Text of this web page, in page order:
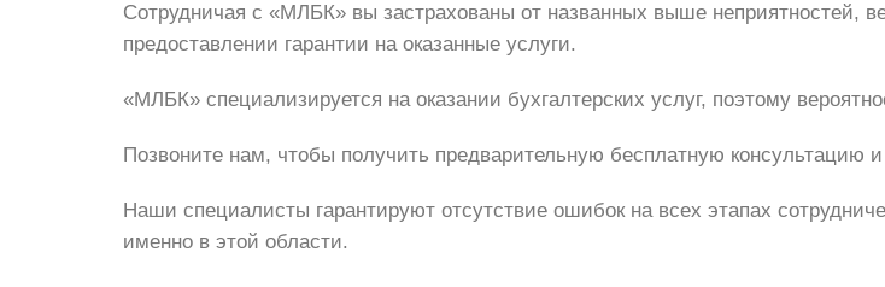
Сотрудничая с «МЛБК» вы застрахованы от названных выше неприятностей,
предоставлении гарантии на оказанные услуги.
«МЛБК» специализируется на оказании бухгалтерских услуг, поэтому
Позвоните нам, чтобы получить предварительную бесплатную консультацию
Наши специалисты гарантируют отсутствие ошибок на всех этапах
именно в этой области.